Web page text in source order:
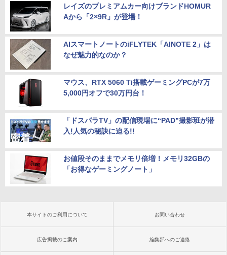
レイズのプレミアムカー向けブランドHOMUR
Aから「2×9R」が登場！
AIスマートノートのiFLYTEK「AINOTE 2」は
なぜ魅力的なのか？
マウス、RTX 5060 Ti搭載ゲーミングPCが7万
5,000円オフで30万円台！
「ドスパラTV」の配信現場に“PAD”撮影班が潜
入!人気の秘訣に迫る!!
お値段そのままでメモリ倍増！メモリ32GBの
「お得なゲーミングノート」
本サイトのご利用について お問い合わせ
広告掲載のご案内 編集部へのご連絡